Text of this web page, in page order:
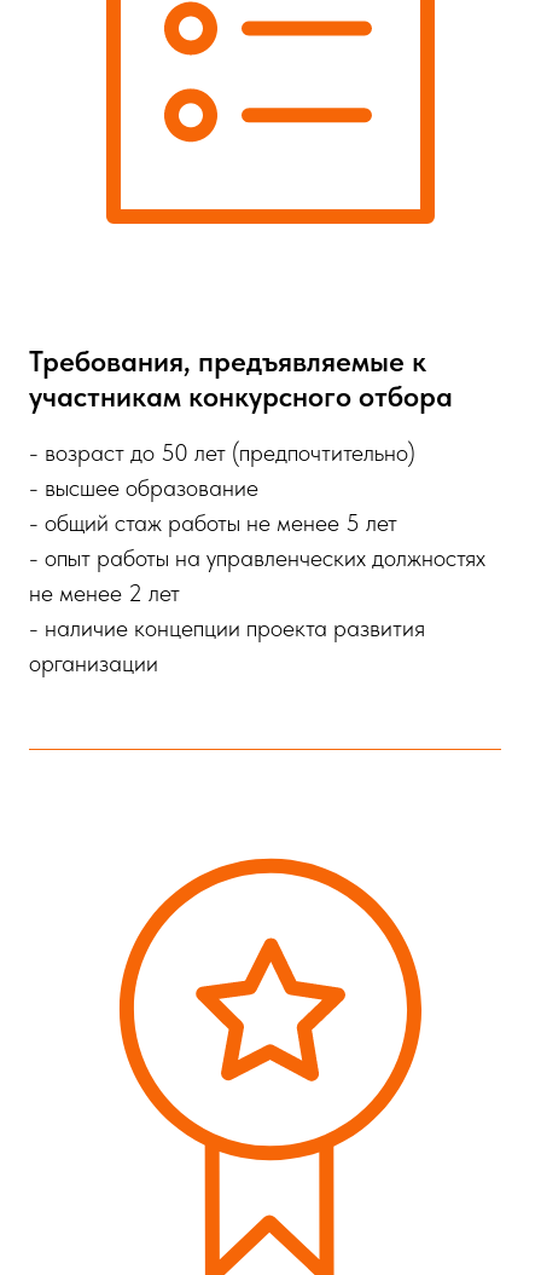
Требования, предъявляемые к
участникам конкурсного отбора
- возраст до 50 лет (предпочтительно)
- высшее образование
- общий стаж работы не менее 5 лет
- опыт работы на управленческих должностях
не менее 2 лет
- наличие концепции проекта развития
организации